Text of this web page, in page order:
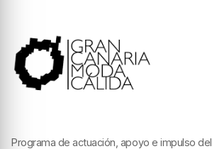
Programa de actuación, apoyo e impulso del